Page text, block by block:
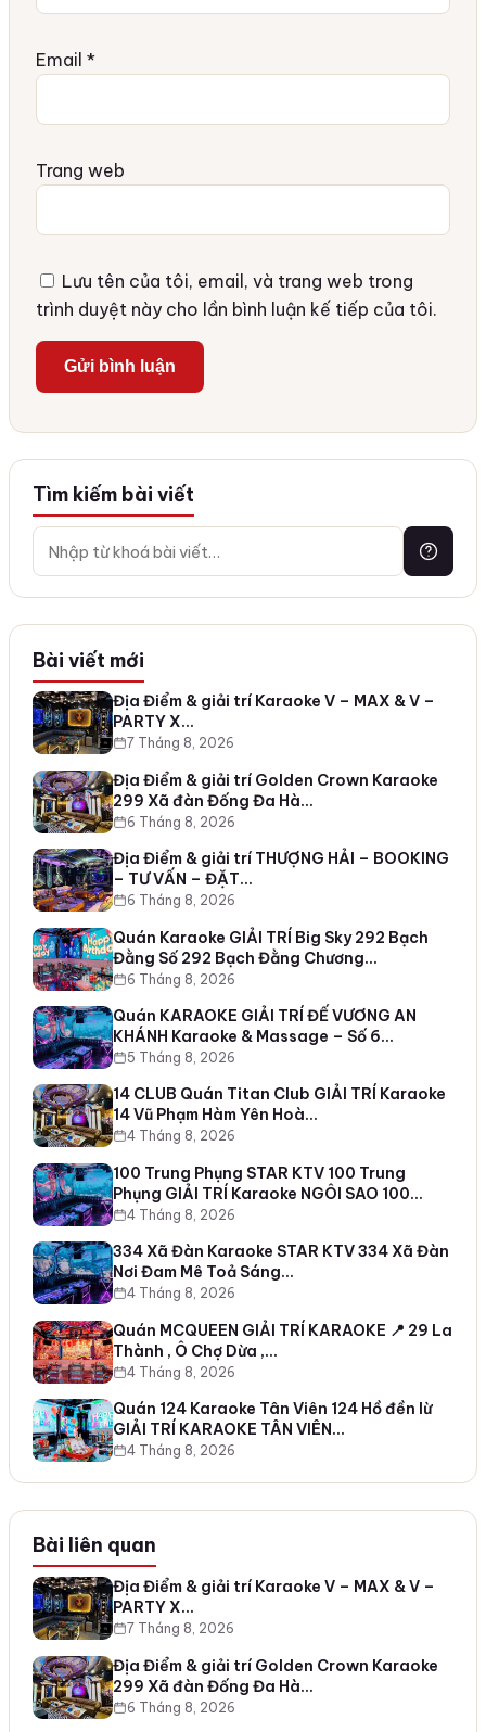
Email *
Trang web
Lưu tên của tôi, email, và trang web trong
trình duyệt này cho lần bình luận kế tiếp của tôi.
Tìm kiếm bài viết
Bài viết mới
Địa Điểm & giải trí Karaoke V – MAX & V –
PARTY X…
7 Tháng 8, 2026
Địa Điểm & giải trí Golden Crown Karaoke
299 Xã đàn Đống Đa Hà…
6 Tháng 8, 2026
Địa Điểm & giải trí THƯỢNG HẢI – BOOKING
– TƯ VẤN – ĐẶT…
6 Tháng 8, 2026
Quán Karaoke GIẢI TRÍ Big Sky 292 Bạch
Đằng Số 292 Bạch Đằng Chương…
6 Tháng 8, 2026
Quán KARAOKE GIẢI TRÍ ĐẾ VƯƠNG AN
KHÁNH Karaoke & Massage – Số 6…
5 Tháng 8, 2026
14 CLUB Quán Titan Club GIẢI TRÍ Karaoke
14 Vũ Phạm Hàm Yên Hoà…
4 Tháng 8, 2026
100 Trung Phụng STAR KTV 100 Trung
Phụng GIẢI TRÍ Karaoke NGÔI SAO 100…
4 Tháng 8, 2026
334 Xã Đàn Karaoke STAR KTV 334 Xã Đàn
Nơi Đam Mê Toả Sáng…
4 Tháng 8, 2026
Quán MCQUEEN GIẢI TRÍ KARAOKE 📍 29 La
Thành , Ô Chợ Dừa ,…
4 Tháng 8, 2026
Quán 124 Karaoke Tân Viên 124 Hồ đền lừ
GIẢI TRÍ KARAOKE TÂN VIÊN…
4 Tháng 8, 2026
Bài liên quan
Địa Điểm & giải trí Karaoke V – MAX & V –
PARTY X…
7 Tháng 8, 2026
Địa Điểm & giải trí Golden Crown Karaoke
299 Xã đàn Đống Đa Hà…
6 Tháng 8, 2026